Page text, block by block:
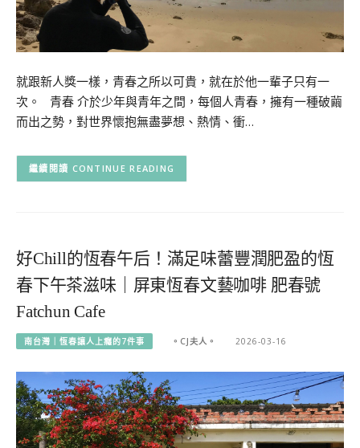
就跟新人獎一樣，青春之所以可貴，就在於他一輩子只有一
次。 青春 介於少年與青年之間，每個人青春，擁有一種破繭
而出之勢，對世界懷抱無盡夢想、熱情、衝…
CONTINUE READING
好Chill的恆春午后！滿足味蕾豐潤肥盈的恆
春下午茶滋味｜屏東恆春文藝咖啡 肥春號
Fatchun Cafe
南台灣｜恆春讓人上癮的7件事 。CJ夫人。 2026-03-16